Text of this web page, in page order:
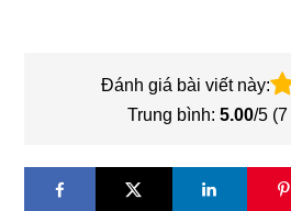
Đánh giá bài viết này:
Trung bình: 5.00/5 (7